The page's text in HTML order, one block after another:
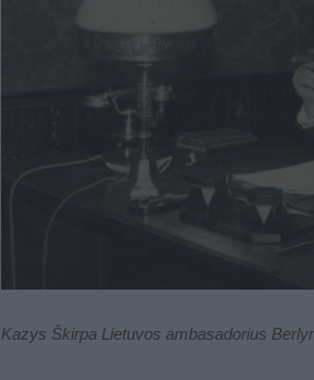
Kazys Škirpa Lietuvos ambasadorius